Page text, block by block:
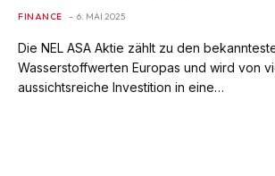
FINANCE 6. MAI 2025
Die NEL ASA Aktie zählt zu den
Wasserstoffwerten Europas und wird von
aussichtsreiche Investition in eine…